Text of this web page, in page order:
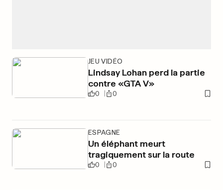
JEU VIDÉO
Lindsay Lohan perd la partie
contre «GTA V»
0 0
ESPAGNE
Un éléphant meurt
tragiquement sur la route
0 0